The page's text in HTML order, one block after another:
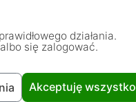
działania.
się zalogować.
Akceptuję wszystko